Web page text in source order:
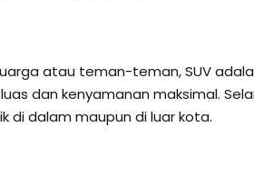
atau teman-teman, SUV
dan kenyamanan maksimal.
di dalam maupun di luar kota.